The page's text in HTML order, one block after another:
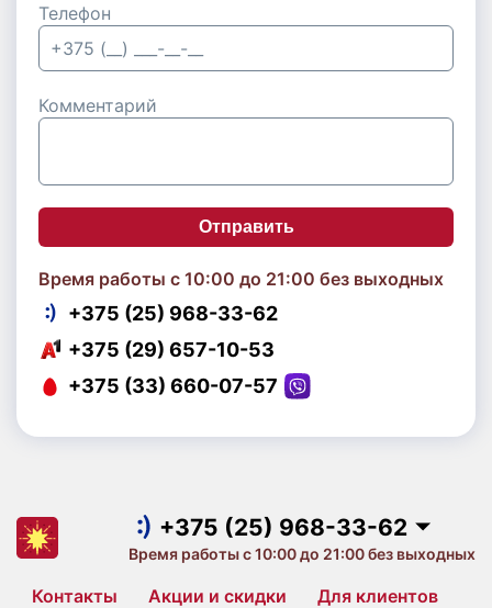
Телефон
Комментарий
Отправить
Время работы с 10:00 до 21:00 без выходных
+375 (25) 968-33-62
+375 (29) 657-10-53
+375 (33) 660-07-57
+375 (25) 968-33-62
+375 (29) 657-10-53
Время работы с 10:00 до 21:00 без выходных
Контакты Акции и скидки Для клиентов